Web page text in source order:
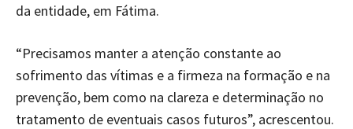
da entidade, em Fátima.
“Precisamos manter a atenção constante ao
sofrimento das vítimas e a firmeza na formação e na
prevenção, bem como na clareza e determinação no
tratamento de eventuais casos futuros”, acrescentou.